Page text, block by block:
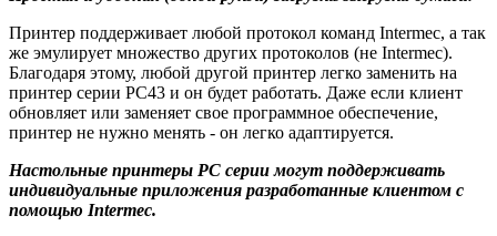
Принтер поддерживает любой протокол команд Intermec, а так
же эмулирует множество других протоколов (не Intermec).
Благодаря этому, любой другой принтер легко заменить на
принтер серии PC43 и он будет работать. Даже если клиент
обновляет или заменяет свое программное обеспечение,
принтер не нужно менять - он легко адаптируется.
Настольные принтеры PC серии могут поддерживать
индивидуальные приложения разработанные клиентом с
помощью Intermec.